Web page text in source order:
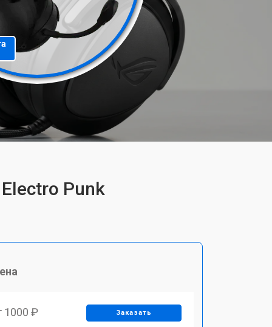
Punk
1000 ₽ Заказать